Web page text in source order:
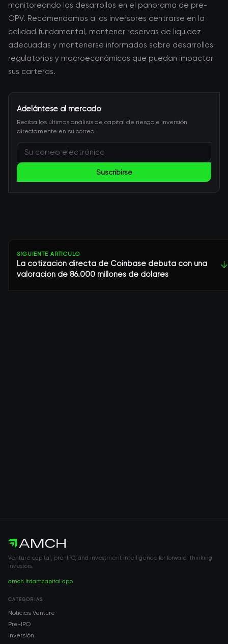
monitoreando los desarrollos en el panorama de pre-
OPV. Recomendamos a los inversores centrarse en la
calidad fundamental, mantener reservas de liquidez
adecuadas y mantenerse informados sobre desarrollos
regulatorios y macroeconómicos que puedan impactar
sus carteras.
Adelántese al mercado
Reciba los últimos análisis de capital de riesgo e inversión
directamente en su correo.
Suscribirse
SIGUIENTE ARTÍCULO
La cotización directa de Coinbase debuta con una
valoración de 86.000 millones de dólares
↓
Venture capital, pre-IPO, and investment intelligence for forward-thinking
investors.
amch.ltdamcapital.app
CATEGORÍAS
Noticias Venture
Pre-IPO
Inversión